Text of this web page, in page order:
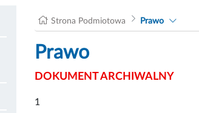
Strona Podmiotowa Prawo
Prawo
DOKUMENT ARCHIWALNY
1